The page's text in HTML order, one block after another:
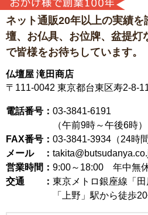
ネット通販20年以上の実績を
壇、お仏具、お位牌、盆提灯
で皆様をお待ちしています。
仏壇屋 滝田商店
〒111-0042 東京都台東区寿2-8-
電話番号： 03-3841-6191
（午前9時～午後6時）
FAX番号： 03-3841-3934（24時間
メール ：
営業時間： 9:00～18:00 年中無
交通 ： 東京メトロ銀座線「
「上野」駅から徒歩